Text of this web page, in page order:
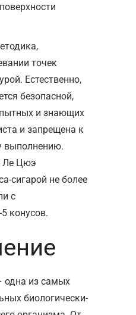
точек
Естественно,
безопасной,
и знающих
и запрещена к
выполнению.
Ле Цюэ
сигарой не более
с
конусов.
из самых
биологически-